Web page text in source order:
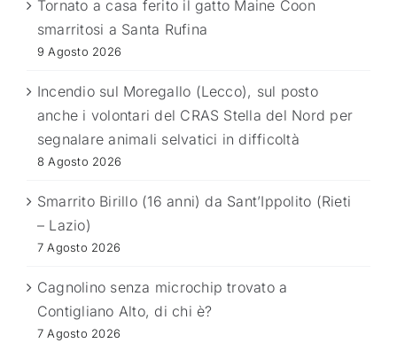
Tornato a casa ferito il gatto Maine Coon
smarritosi a Santa Rufina
9 Agosto 2026
Incendio sul Moregallo (Lecco), sul posto
anche i volontari del CRAS Stella del Nord per
segnalare animali selvatici in difficoltà
8 Agosto 2026
Smarrito Birillo (16 anni) da Sant’Ippolito (Rieti
– Lazio)
7 Agosto 2026
Cagnolino senza microchip trovato a
Contigliano Alto, di chi è?
7 Agosto 2026